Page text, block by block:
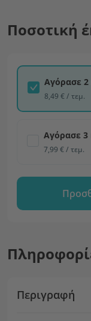
Ποσοτική
Αγόρασε 2
8,49 € / τεμ.
Αγόρασε 3
7,99 € / τεμ.
Περιγραφή